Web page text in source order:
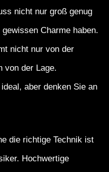
nicht nur groß genug
Charme haben.
nicht nur von der
von der Lage.
aber denken Sie an
die richtige Technik ist
Hochwertige